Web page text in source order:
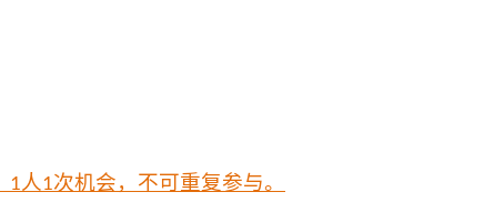
1人1次机会，不可重复参与。